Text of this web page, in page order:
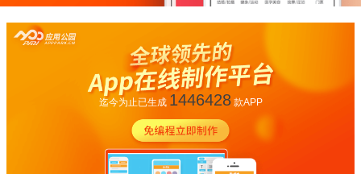
迄今为止已生成 1446428款APP